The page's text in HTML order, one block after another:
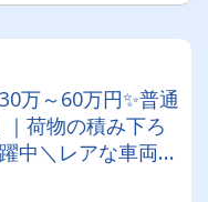
万～60万円✨普通
荷物の積み下ろ
中＼レアな車両に